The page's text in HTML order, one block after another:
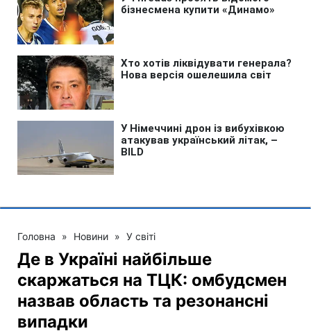
Головна » Новини » У світі
Де в Україні найбільше
скаржаться на ТЦК: омбудсмен
назвав область та резонансні
випадки